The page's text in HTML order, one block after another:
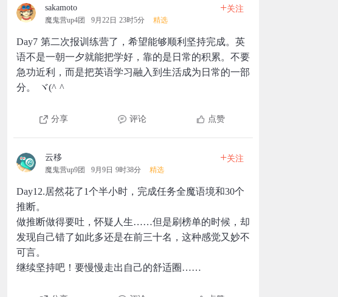
sakamoto
魔鬼营up4团 9月22日 23时5分 精选
+关注
Day7 第二次报训练营了，希望能够顺利坚持完成。英
语不是一朝一夕就能把学好，靠的是日常的积累。不要
急功近利，而是把英语学习融入到生活成为日常的一部
分。 ヾ(^ ^ゞ
分享 评论 点赞
云移
魔鬼营up9团 9月9日 9时38分 精选
+关注
Day12.居然花了1个半小时，完成任务全魔语境和30个
推断。
做推断做得要吐，怀疑人生……但是刷榜单的时候，却
发现自己错了如此多还是在前三十名，这种感觉又妙不
可言。
继续坚持吧！要慢慢走出自己的舒适圈……